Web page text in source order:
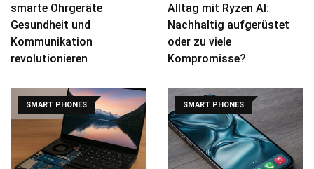
smarte Ohrgeräte
Gesundheit und
Kommunikation
revolutionieren
Alltag mit Ryzen AI:
Nachhaltig aufgerüstet
oder zu viele
Kompromisse?
SMART PHONES SMART PHONES